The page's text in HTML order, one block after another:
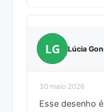
LG Lúcia
30 maio 2026
Esse desenho